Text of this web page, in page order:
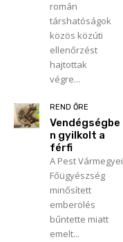
román
társhatóságok
közös közúti
ellenőrzést
hajtottak
végre...
REND ŐRE
Vendégségbe
n gyilkolt a
férfi
A Pest Vármegyei
Főügyészség
minősített
emberölés
bűntette miatt
emelt...